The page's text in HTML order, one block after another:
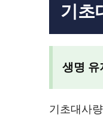
기초
생명 유
기초대사